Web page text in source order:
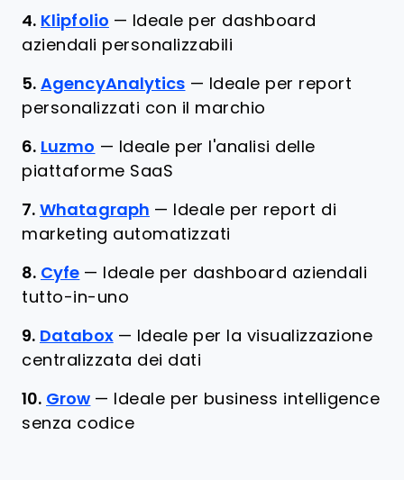
4. Klipfolio — Ideale per dashboard
aziendali personalizzabili
5. AgencyAnalytics — Ideale per report
personalizzati con il marchio
6. Luzmo — Ideale per l'analisi delle
piattaforme SaaS
7. Whatagraph —
Ideale per report di
marketing automatizzati
8. Cyfe —
Ideale per dashboard aziendali
tutto-in-uno
9. Databox — Ideale per la visualizzazione
centralizzata dei dati
10. Grow —
Ideale per business intelligence
senza codice